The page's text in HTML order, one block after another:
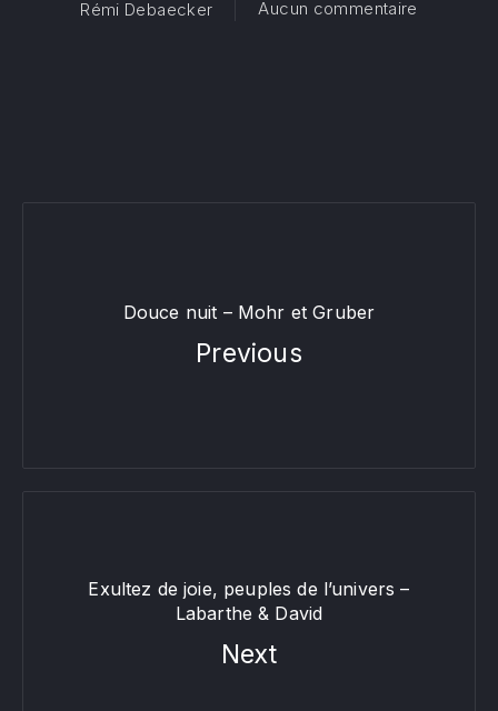
Rémi Debaecker Aucun commentaire
Douce nuit – Mohr et Gruber
Previous
Exultez de joie, peuples de l’univers –
Labarthe & David
Next